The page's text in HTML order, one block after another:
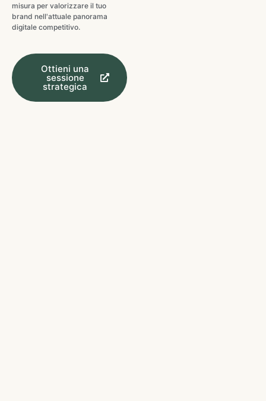
misura per valorizzare il tuo
brand nell'attuale panorama
digitale competitivo.
Ottieni una
sessione
strategica